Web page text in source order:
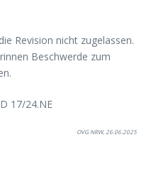
Revision nicht zugelassen.
Beschwerde zum
17/24.NE
OVG NRW, 26.06.2025